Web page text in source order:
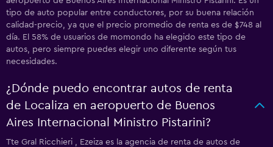
tipo de auto popular entre conductores, por su buena relación
calidad-precio, ya que el precio promedio de renta es de $748 al
día. El 58% de usuarios de momondo ha elegido este tipo de
autos, pero siempre puedes elegir uno diferente según tus
necesidades.
¿Dónde puedo encontrar autos de renta
de Localiza en aeropuerto de Buenos
Aires Internacional Ministro Pistarini?
Tte Gral Ricchieri , Ezeiza es la agencia de renta de autos de